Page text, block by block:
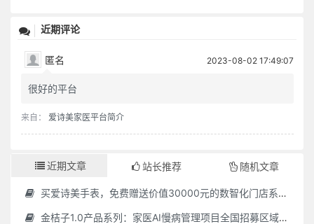
近期评论
匿名 2023-08-02 17:49:07
很好的平台
来自： 爱诗美家医平台简介
近期文章 站长推荐 随机文章
买爱诗美手表，免费赠送价值30000元的数智化门店系统一套（含硬件）
金桔子1.0产品系列：家医AI慢病管理项目全国招募区域合伙人，低投入，高回报，长收益